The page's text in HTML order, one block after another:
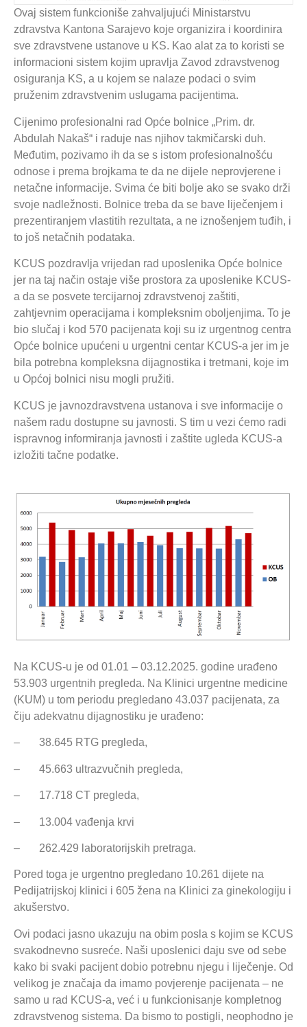
Ovaj sistem funkcioniše zahvaljujući Ministarstvu
zdravstva Kantona Sarajevo koje organizira i koordinira
sve zdravstvene ustanove u KS. Kao alat za to koristi se
informacioni sistem kojim upravlja Zavod zdravstvenog
osiguranja KS, a u kojem se nalaze podaci o svim
pruženim zdravstvenim uslugama pacijentima.
Cijenimo profesionalni rad Opće bolnice „Prim. dr.
Abdulah Nakaš“ i raduje nas njihov takmičarski duh.
Međutim, pozivamo ih da se s istom profesionalnošću
odnose i prema brojkama te da ne dijele neprovjerene i
netačne informacije. Svima će biti bolje ako se svako drži
svoje nadležnosti. Bolnice treba da se bave liječenjem i
prezentiranjem vlastitih rezultata, a ne iznošenjem tuđih, i
to još netačnih podataka.
KCUS pozdravlja vrijedan rad uposlenika Opće bolnice
jer na taj način ostaje više prostora za uposlenike KCUS-
a da se posvete tercijarnoj zdravstvenoj zaštiti,
zahtjevnim operacijama i kompleksnim oboljenjima. To je
bio slučaj i kod 570 pacijenata koji su iz urgentnog centra
Opće bolnice upućeni u urgentni centar KCUS-a jer im je
bila potrebna kompleksna dijagnostika i tretmani, koje im
u Općoj bolnici nisu mogli pružiti.
KCUS je javnozdravstvena ustanova i sve informacije o
našem radu dostupne su javnosti. S tim u vezi ćemo radi
ispravnog informiranja javnosti i zaštite ugleda KCUS-a
izložiti tačne podatke.
Na KCUS-u je od 01.01 – 03.12.2025. godine urađeno
53.903 urgentnih pregleda. Na Klinici urgentne medicine
(KUM) u tom periodu pregledano 43.037 pacijenata, za
čiju adekvatnu dijagnostiku je urađeno:
– 38.645 RTG pregleda,
– 45.663 ultrazvučnih pregleda,
– 17.718 CT pregleda,
– 13.004 vađenja krvi
– 262.429 laboratorijskih pretraga.
Pored toga je urgentno pregledano 10.261 dijete na
Pedijatrijskoj klinici i 605 žena na Klinici za ginekologiju i
akušerstvo.
Ovi podaci jasno ukazuju na obim posla s kojim se KCUS
svakodnevno susreće. Naši uposlenici daju sve od sebe
kako bi svaki pacijent dobio potrebnu njegu i liječenje. Od
velikog je značaja da imamo povjerenje pacijenata – ne
samo u rad KCUS-a, već i u funkcionisanje kompletnog
zdravstvenog sistema. Da bismo to postigli, neophodno je